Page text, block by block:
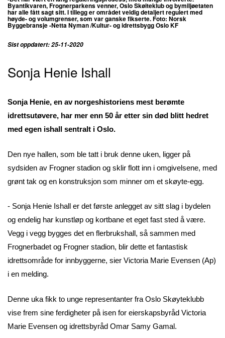
Byantikvaren, Frognerparkens venner, Oslo Skøiteklub og bymiljøetaten
har alle fått sagt sitt. I tillegg er området veldig detaljert regulert med
høyde- og volumgrenser, som var ganske fikserte. Foto: Norsk
Byggebransje -Netta Nyman /Kultur- og idrettsbygg Oslo KF
Sist oppdatert: 25-11-2020
Sonja Henie Ishall
Sonja Henie, en av norgeshistoriens mest berømte
idrettsutøvere, har mer enn 50 år etter sin død blitt hedret
med egen ishall sentralt i Oslo.
Den nye hallen, som ble tatt i bruk denne uken, ligger på
sydsiden av Frogner stadion og sklir flott inn i omgivelsene, med
grønt tak og en konstruksjon som minner om et skøyte-egg.
- Sonja Henie Ishall er det første anlegget av sitt slag i bydelen
og endelig har kunstløp og kortbane et eget fast sted å være.
Vegg i vegg bygges det en flerbrukshall, så sammen med
Frognerbadet og Frogner stadion, blir dette et fantastisk
idrettsområde for innbyggerne, sier Victoria Marie Evensen (Ap)
i en melding.
Denne uka fikk to unge representanter fra Oslo Skøyteklubb
vise frem sine ferdigheter på isen for eierskapsbyråd Victoria
Marie Evensen og idrettsbyråd Omar Samy Gamal.